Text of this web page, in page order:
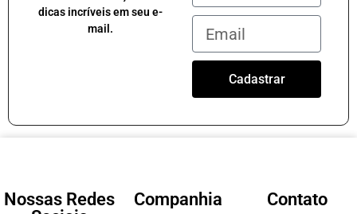
dicas incríveis em seu e-
mail.
Cadastrar
Nossas Redes
Companhia Contato